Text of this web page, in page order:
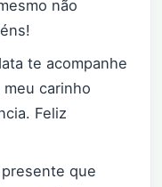
não
te acompanhe
carinho
Feliz
que